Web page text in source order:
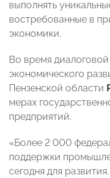
выполнять
востребованные в
экономики.
Во время
экономического
Пензенской области
мерах
предприятий.
«Более 2 000
поддержки
сегодня для